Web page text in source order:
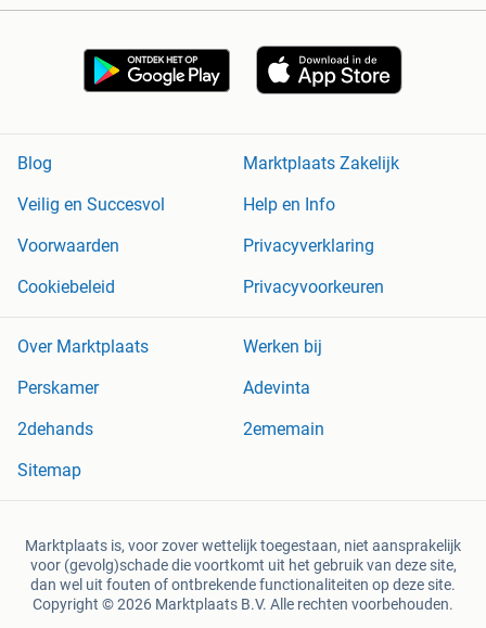
Blog
Marktplaats Zakelijk
Veilig en Succesvol
Help en Info
Voorwaarden
Privacyverklaring
Cookiebeleid
Privacyvoorkeuren
Over Marktplaats
Werken bij
Perskamer
Adevinta
2dehands
2ememain
Sitemap
Marktplaats is, voor zover wettelijk toegestaan, niet aansprakelijk
voor (gevolg)schade die voortkomt uit het gebruik van deze site,
dan wel uit fouten of ontbrekende functionaliteiten op deze site.
Copyright © 2026 Marktplaats B.V. Alle rechten voorbehouden.